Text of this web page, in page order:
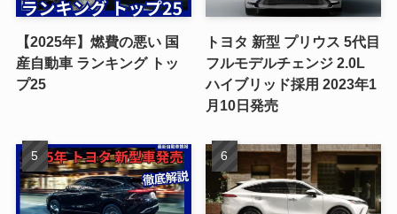
【2025年】燃費の悪い 国
産自動車 ランキング トッ
プ25
トヨタ 新型 プリウス 5代目
フルモデルチェンジ 2.0L
ハイブリッド採用 2023年1
月10日発売